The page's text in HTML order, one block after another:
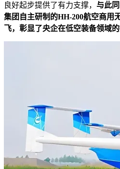
良好起步提供了有力支撑， 与此
集团自主研制的HH-200航空商用
飞，彰显了央企在低空装备领域的